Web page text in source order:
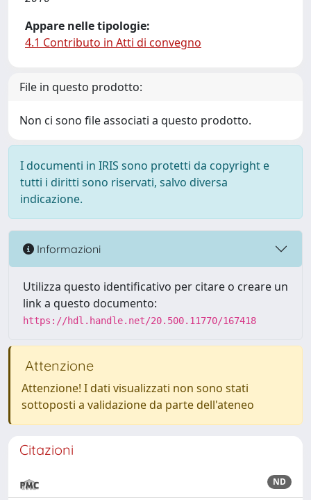
Appare nelle tipologie:
4.1 Contributo in Atti di convegno
File in questo prodotto:
Non ci sono file associati a questo prodotto.
I documenti in IRIS sono protetti da copyright e
tutti i diritti sono riservati, salvo diversa
indicazione.
Informazioni
Utilizza questo identificativo per citare o creare un
link a questo documento:
https://hdl.handle.net/20.500.11770/167418
Attenzione
Attenzione! I dati visualizzati non sono stati
sottoposti a validazione da parte dell'ateneo
Citazioni
ND